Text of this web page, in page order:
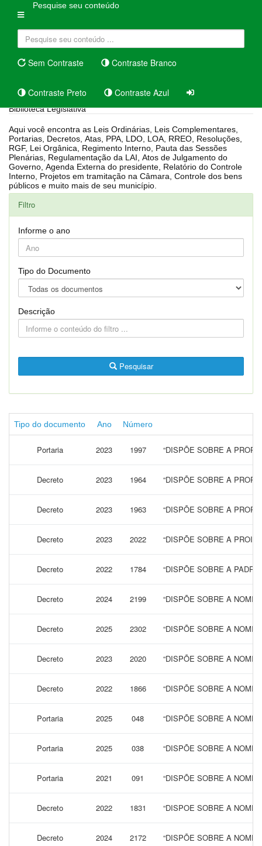
Pesquise seu conteúdo
Sem Contraste Contraste Branco
Contraste Preto Contraste Azul
Biblioteca Legislativa
Aqui você encontra as Leis Ordinárias, Leis Complementares,
Portarias, Decretos, Atas, PPA, LDO, LOA, RREO, Resoluções,
RGF, Lei Orgânica, Regimento Interno, Pauta das Sessões
Plenárias, Regulamentação da LAI, Atos de Julgamento do
Governo, Agenda Externa do presidente, Relatório do Controle
Interno, Projetos em tramitação na Câmara, Controle dos bens
públicos e muito mais de seu município.
Filtro
Informe o ano
Tipo do Documento
Descrição
Pesquisar
Tipo do documento Ano Número
Portaria 2023 1997 “DISPÕE SOBRE A
Decreto 2023 1964 “DISPÕE SOBRE A
Decreto 2023 1963 “DISPÕE SOBRE A
Decreto 2023 2022 “DISPÕE SOBRE A
Decreto 2022 1784 “DISPÕE SOBRE A
Decreto 2024 2199 “DISPÕE SOBRE A
Decreto 2025 2302 “DISPÕE SOBRE A
Decreto 2023 2020 “DISPÕE SOBRE A
Decreto 2022 1866 “DISPÕE SOBRE A
Portaria 2025 048 “DISPÕE SOBRE A
Portaria 2025 038 “DISPÕE SOBRE A
Portaria 2021 091 “DISPÕE SOBRE A
Decreto 2022 1831 “DISPOE SOBRE A
Decreto 2024 2172 “DISPÕE SOBRE A